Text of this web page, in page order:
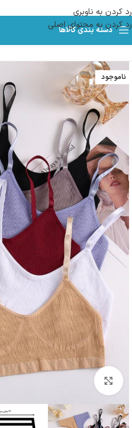
رد کردن به ناوبری
رد کردن به محتوای اصلی
دسته بندی کالاها
ناموجود